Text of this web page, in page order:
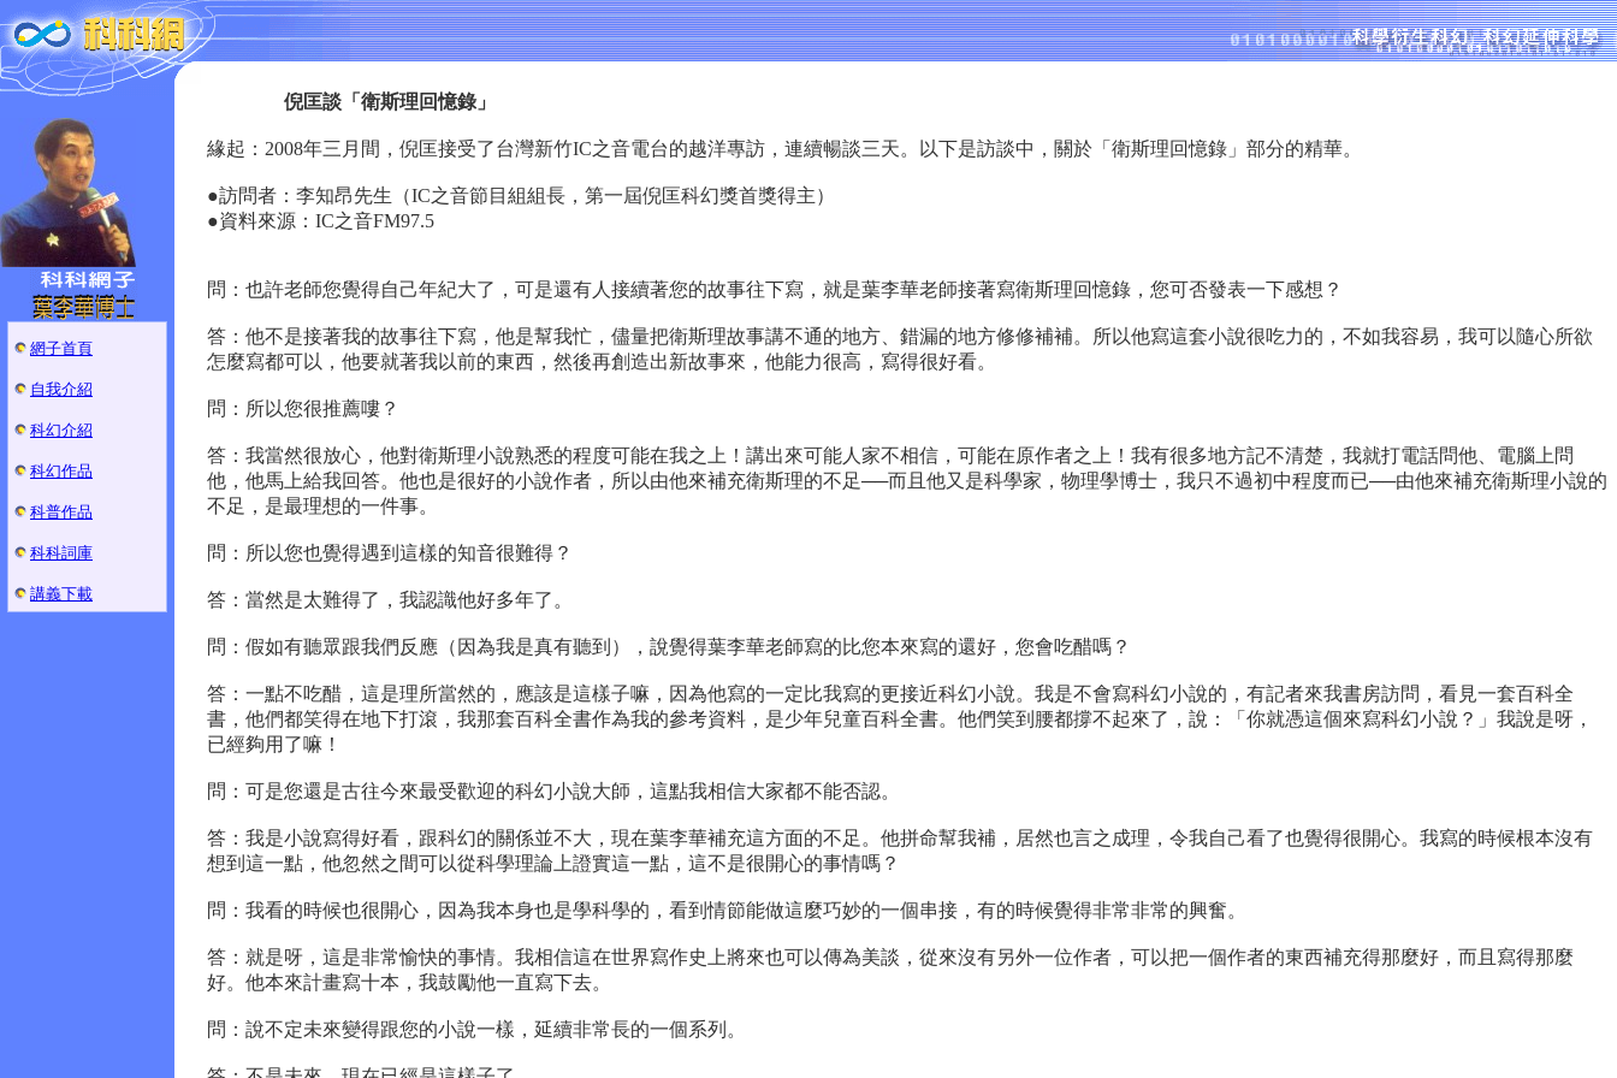
網子首頁
自我介紹
科幻介紹
科幻作品
科普作品
科科詞庫
講義下載
倪匡談「衛斯理回憶錄」
緣起：2008年三月間，倪匡接受了台灣新竹IC之音電台的越洋專訪，連續暢談三天。以下是訪談中，關於「衛斯理回憶錄」部分的精華。
●訪問者：李知昂先生（IC之音節目組組長，第一屆倪匡科幻獎首獎得主）
●資料來源：IC之音FM97.5
問：也許老師您覺得自己年紀大了，可是還有人接續著您的故事往下寫，就是葉李華老師接著寫衛斯理回憶錄，您可否發表一下感想？
答：他不是接著我的故事往下寫，他是幫我忙，儘量把衛斯理故事講不通的地方、錯漏的地方修修補補。所以他寫這套小說很吃力的，不如我容易，我可以隨心所欲
怎麼寫都可以，他要就著我以前的東西，然後再創造出新故事來，他能力很高，寫得很好看。
問：所以您很推薦嘍？
答：我當然很放心，他對衛斯理小說熟悉的程度可能在我之上！講出來可能人家不相信，可能在原作者之上！我有很多地方記不清楚，我就打電話問他、電腦上問
他，他馬上給我回答。他也是很好的小說作者，所以由他來補充衛斯理的不足──而且他又是科學家，物理學博士，我只不過初中程度而已──由他來補充衛斯理小說的
不足，是最理想的一件事。
問：所以您也覺得遇到這樣的知音很難得？
答：當然是太難得了，我認識他好多年了。
問：假如有聽眾跟我們反應（因為我是真有聽到），說覺得葉李華老師寫的比您本來寫的還好，您會吃醋嗎？
答：一點不吃醋，這是理所當然的，應該是這樣子嘛，因為他寫的一定比我寫的更接近科幻小說。我是不會寫科幻小說的，有記者來我書房訪問，看見一套百科全
書，他們都笑得在地下打滾，我那套百科全書作為我的參考資料，是少年兒童百科全書。他們笑到腰都撐不起來了，說：「你就憑這個來寫科幻小說？」我說是呀，
已經夠用了嘛！
問：可是您還是古往今來最受歡迎的科幻小說大師，這點我相信大家都不能否認。
答：我是小說寫得好看，跟科幻的關係並不大，現在葉李華補充這方面的不足。他拼命幫我補，居然也言之成理，令我自己看了也覺得很開心。我寫的時候根本沒有
想到這一點，他忽然之間可以從科學理論上證實這一點，這不是很開心的事情嗎？
問：我看的時候也很開心，因為我本身也是學科學的，看到情節能做這麼巧妙的一個串接，有的時候覺得非常非常的興奮。
答：就是呀，這是非常愉快的事情。我相信這在世界寫作史上將來也可以傳為美談，從來沒有另外一位作者，可以把一個作者的東西補充得那麼好，而且寫得那麼
好。他本來計畫寫十本，我鼓勵他一直寫下去。
問：說不定未來變得跟您的小說一樣，延續非常長的一個系列。